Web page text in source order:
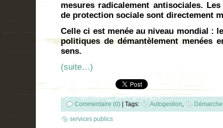
mesures radicalement antisociales.
de protection sociale sont directement
Celle ci est menée au niveau mondial :
politiques de démantèlement menées
sens.
(suite…)
Commentaire (0) | Tags: Autogestion
services publics